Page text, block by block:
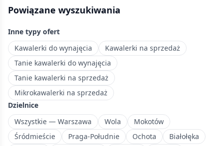
studentów
singli
ceniących
niezależność.
Spokojna
dzielnica
z
dużą
ilością
parków
i
Powiązane wyszukiwania
Inne typy ofert
Kawalerki do wynajęcia
Kawalerki na sprzedaż
Tanie kawalerki do wynajęcia
Tanie kawalerki na sprzedaż
Mikrokawalerki na sprzedaż
Dzielnice
Wszystkie — Warszawa
Wola
Mokotów
Śródmieście
Praga-Południe Ochota
Białołęka